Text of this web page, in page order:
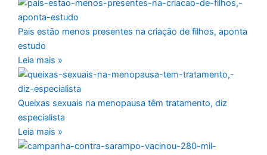
Pais estão menos presentes na criação de filhos, aponta
estudo
Leia mais »
Queixas sexuais na menopausa têm tratamento, diz
especialista
Leia mais »